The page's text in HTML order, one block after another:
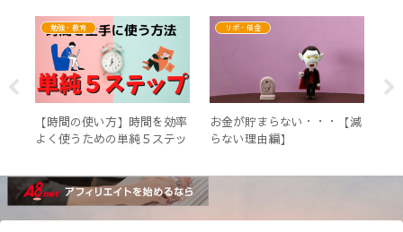
勉強・教育
【時間の使い方】時間を効率
よく使うための単純５ステッ
リボ・借金
お金が貯まらない・・・【減
らない理由編】
柄